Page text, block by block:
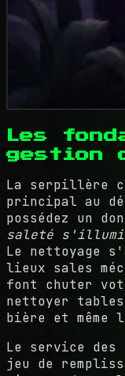
Les
gestion
La serpillère
principal au
possédez un
saleté
Le nettoyage
lieux sales
font chuter
nettoyer
bière et
Le service des
jeu de